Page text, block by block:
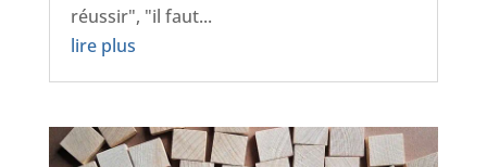
réussir", "il faut...
lire plus